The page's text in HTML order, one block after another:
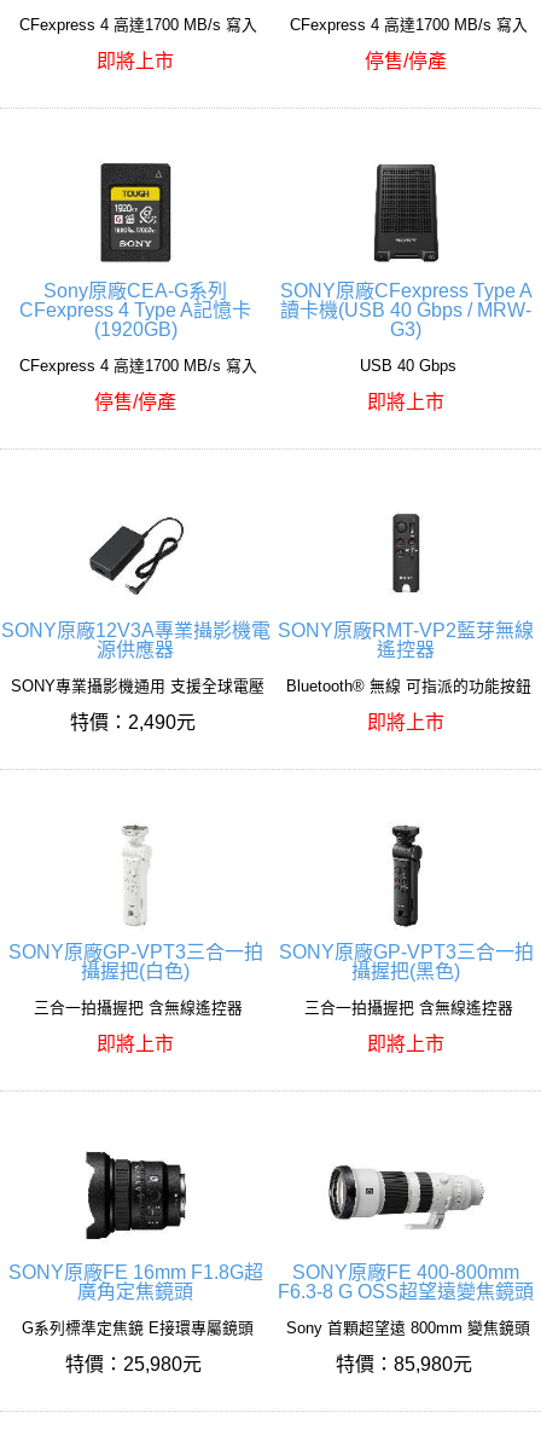
CFexpress 4 高達1700 MB/s 寫入
即將上市
CFexpress 4 高達1700 MB/s 寫入
停售/停產
Sony原廠CEA-G系列
CFexpress 4 Type A記憶卡
(1920GB)
CFexpress 4 高達1700 MB/s 寫入
停售/停產
SONY原廠CFexpress Type A
讀卡機(USB 40 Gbps / MRW-
G3)
USB 40 Gbps
即將上市
SONY原廠12V3A專業攝影機電
源供應器
SONY專業攝影機通用 支援全球電壓
特價：2,490元
SONY原廠RMT-VP2藍芽無線
遙控器
Bluetooth® 無線 可指派的功能按鈕
即將上市
SONY原廠GP-VPT3三合一拍
攝握把(白色)
三合一拍攝握把 含無線遙控器
即將上市
SONY原廠GP-VPT3三合一拍
攝握把(黑色)
三合一拍攝握把 含無線遙控器
即將上市
SONY原廠FE 16mm F1.8G超
廣角定焦鏡頭
G系列標準定焦鏡 E接環專屬鏡頭
特價：25,980元
SONY原廠FE 400-800mm
F6.3-8 G OSS超望遠變焦鏡頭
Sony 首顆超望遠 800mm 變焦鏡頭
特價：85,980元